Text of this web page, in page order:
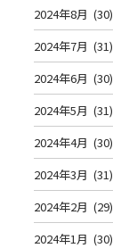
2024年8月 (30)
2024年7月 (31)
2024年6月 (30)
2024年5月 (31)
2024年4月 (30)
2024年3月 (31)
2024年2月 (29)
2024年1月 (30)